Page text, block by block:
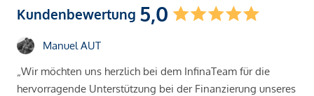
Kundenbewertung 5,0
Manuel AUT
„Wir möchten uns herzlich bei dem InfinaTeam für die
hervorragende Unterstützung bei der Finanzierung unseres